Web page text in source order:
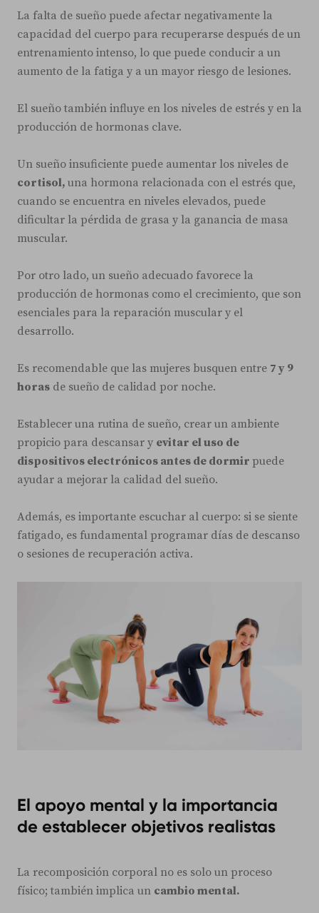
La falta de sueño puede afectar negativamente la
capacidad del cuerpo para recuperarse después de un
entrenamiento intenso, lo que puede conducir a un
aumento de la fatiga y a un mayor riesgo de lesiones.
El sueño también influye en los niveles de estrés y en la
producción de hormonas clave.
Un sueño insuficiente puede aumentar los niveles de
cortisol, una hormona relacionada con el estrés que,
cuando se encuentra en niveles elevados, puede
dificultar la pérdida de grasa y la ganancia de masa
muscular.
Por otro lado, un sueño adecuado favorece la
producción de hormonas como el crecimiento, que son
esenciales para la reparación muscular y el
desarrollo.
Es recomendable que las mujeres busquen entre 7 y 9
horas de sueño de calidad por noche.
Establecer una rutina de sueño, crear un ambiente
propicio para descansar y evitar el uso de
dispositivos electrónicos antes de dormir puede
ayudar a mejorar la calidad del sueño.
Además, es importante escuchar al cuerpo: si se siente
fatigado, es fundamental programar días de descanso
o sesiones de recuperación activa.
El apoyo mental y la importancia
de establecer objetivos realistas
La recomposición corporal no es solo un proceso
físico; también implica un cambio mental.